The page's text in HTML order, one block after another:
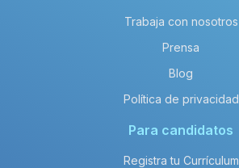
Trabaja con nosotros
Prensa
Blog
Política de privacidad
Para candidatos
Registra tu Currículum